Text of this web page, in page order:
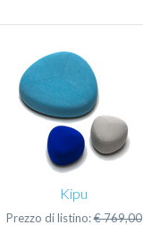
Kipu
Prezzo di listino:€ 769,00